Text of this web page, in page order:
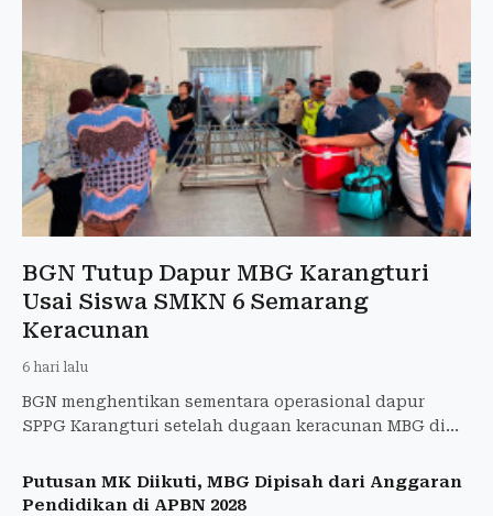
BGN Tutup Dapur MBG Karangturi
Usai Siswa SMKN 6 Semarang
Keracunan
6 hari lalu
BGN menghentikan sementara operasional dapur
SPPG Karangturi setelah dugaan keracunan MBG di
Putusan MK Diikuti, MBG Dipisah dari Anggaran
Pendidikan di APBN 2028